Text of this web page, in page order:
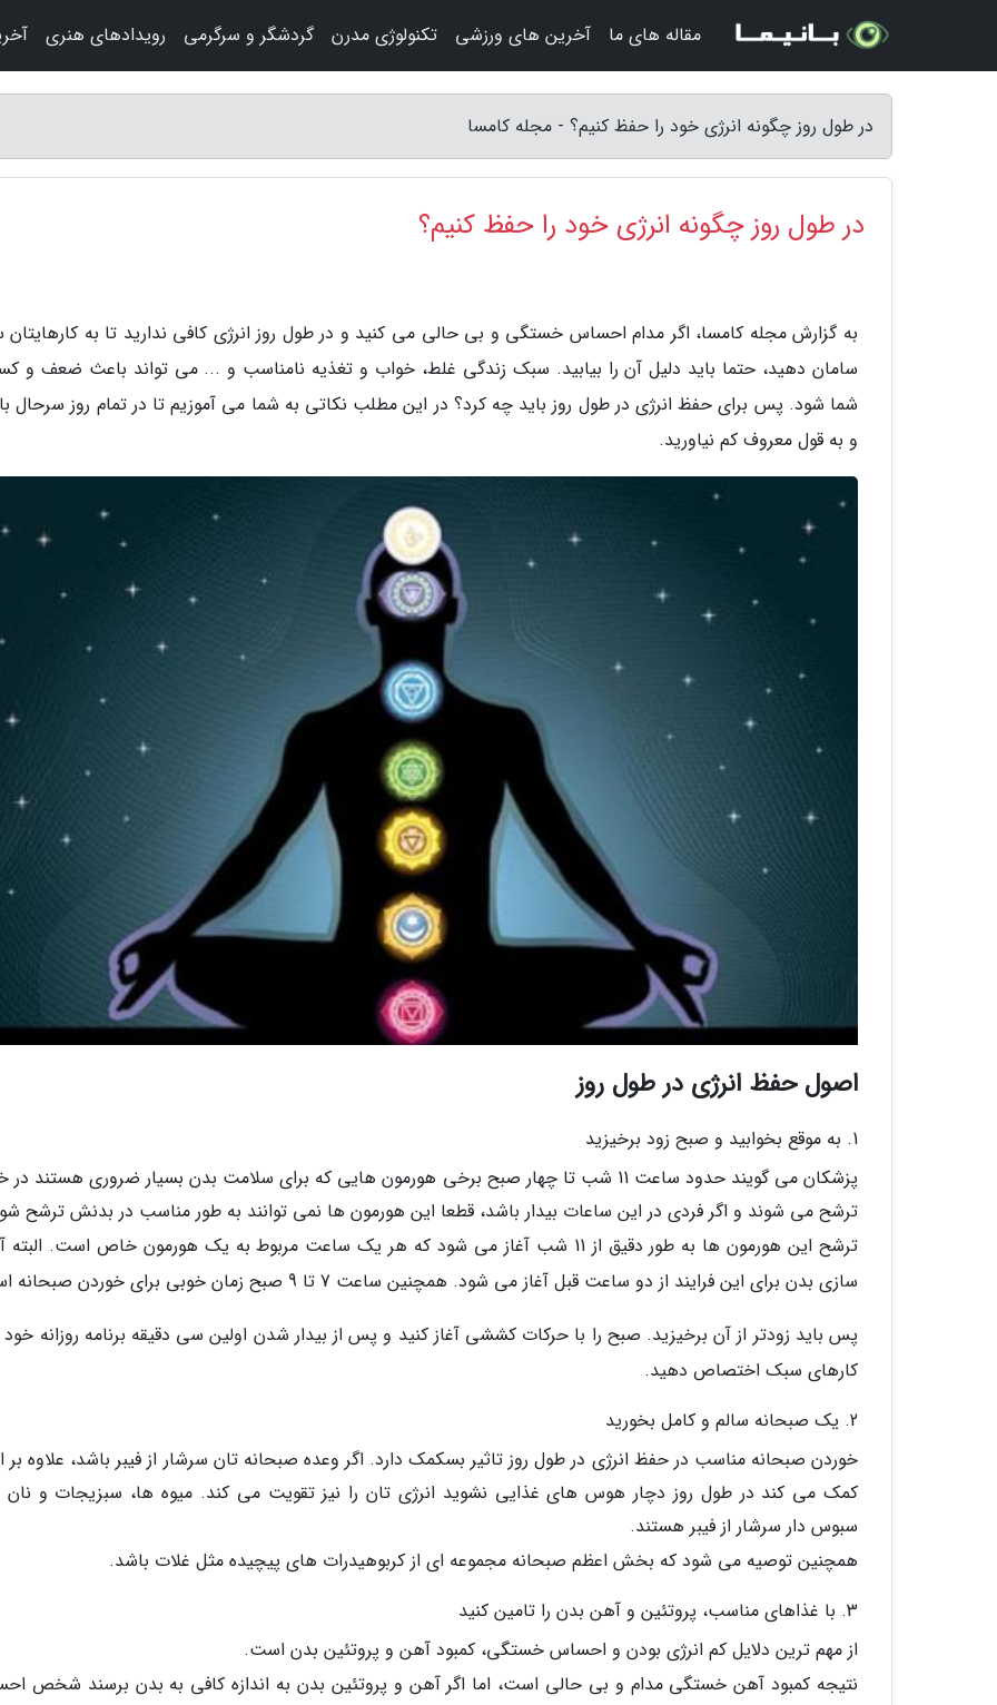
در طول روز چگونه انرژی خود را حفظ کنیم؟ - مجله کامسا
در طول روز چگونه انرژی خود را حفظ کنیم؟
به گزارش مجله کامسا، اگر مدام احساس خستگی و بی حالی می کنید و در طول روز انرژی کافی ندارید تا به کارهایتان
سامان دهید، حتما باید دلیل آن را بیابید. سبک زندگی غلط، خواب و تغذیه نامناسب و ... می تواند باعث ضعف و
شما شود. پس برای حفظ انرژی در طول روز باید چه کرد؟ در این مطلب نکاتی به شما می آموزیم تا در تمام روز سرحال
و به قول معروف کم نیاورید.
اصول حفظ انرژی در طول روز
1. به موقع بخوابید و صبح زود برخیزید
پزشکان می گویند حدود ساعت 11 شب تا چهار صبح برخی هورمون هایی که برای سلامت بدن بسیار ضروری هستند
ترشح می شوند و اگر فردی در این ساعات بیدار باشد، قطعا این هورمون ها نمی توانند به طور مناسب در بدنش ترشح
ترشح این هورمون ها به طور دقیق از 11 شب آغاز می شود که هر یک ساعت مربوط به یک هورمون خاص است.
سازی بدن برای این فرایند از دو ساعت قبل آغاز می شود. همچنین ساعت 7 تا 9 صبح زمان خوبی برای خوردن صبحانه است.
پس باید زودتر از آن برخیزید. صبح را با حرکات کششی آغاز کنید و پس از بیدار شدن اولین سی دقیقه برنامه روزانه خود
کارهای سبک اختصاص دهید.
2. یک صبحانه سالم و کامل بخورید
خوردن صبحانه مناسب در حفظ انرژی در طول روز تاثیر بسکمک دارد. اگر وعده صبحانه تان سرشار از فیبر باشد، علاوه بر
کمک می کند در طول روز دچار هوس های غذایی نشوید انرژی تان را نیز تقویت می کند. میوه ها، سبزیجات و
سبوس دار سرشار از فیبر هستند.
همچنین توصیه می شود که بخش اعظم صبحانه مجموعه ای از کربوهیدرات های پیچیده مثل غلات باشد.
3. با غذاهای مناسب، پروتئین و آهن بدن را تامین کنید
از مهم ترین دلایل کم انرژی بودن و احساس خستگی، کمبود آهن و پروتئین بدن است.
نتیجه کمبود آهن خستگی مدام و بی حالی است، اما اگر آهن و پروتئین بدن به اندازه کافی به بدن برسند شخص
مقاله های ما آخرین های ورزشی تکنولوژی مدرن گردشگر و سرگرمی رویدادهای هنری